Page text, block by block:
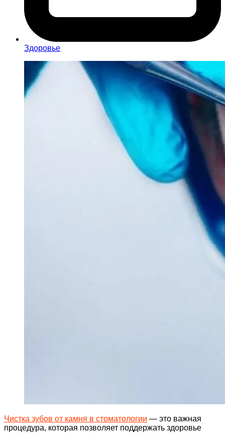
Здоровье
Чистка зубов от камня в стоматологии — это важная
процедура, которая позволяет поддержать здоровье